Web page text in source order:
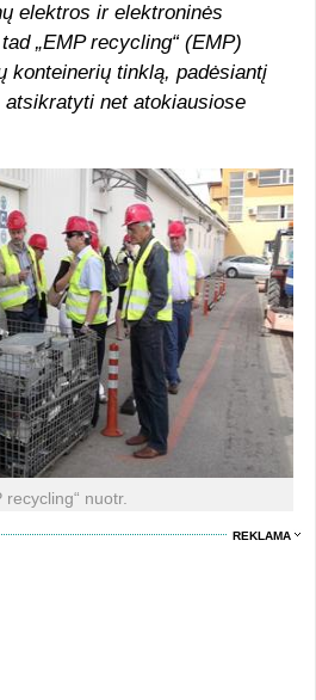
elektros ir elektroninės
„EMP recycling“ (EMP)
konteinerių tinklą, padėsiantį
net atokiausiose
recycling“ nuotr.
REKLAMA